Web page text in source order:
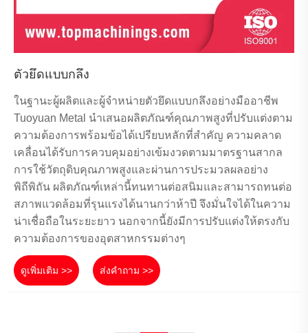
ตัวยึดแบบกลึง
ในฐานะผู้ผลิตและผู้จำหน่ายตัวยึดแบบกลึงอย่างมืออาชีพ
Tuoyuan Metal นำเสนอผลิตภัณฑ์คุณภาพสูงที่ปรับแต่งตาม
ความต้องการพร้อมข้อได้เปรียบหลักที่สำคัญ ความคลาด
เคลื่อนได้รับการควบคุมอย่างเข้มงวดตามมาตรฐานสากล
การใช้วัตถุดิบคุณภาพสูงและผ่านการประมวลผลอย่าง
พิถีพิถัน ผลิตภัณฑ์เหล่านี้ทนทานต่อสนิมและสามารถทนต่อ
สภาพแวดล้อมที่รุนแรงได้นานกว่าห้าปี จึงมั่นใจได้ในความ
น่าเชื่อถือในระยะยาว นอกจากนี้ยังมีการปรับแต่งให้ตรงกับ
ความต้องการของอุตสาหกรรมต่างๆ
ดูเพิ่มเติม >> ส่งคำถาม >>